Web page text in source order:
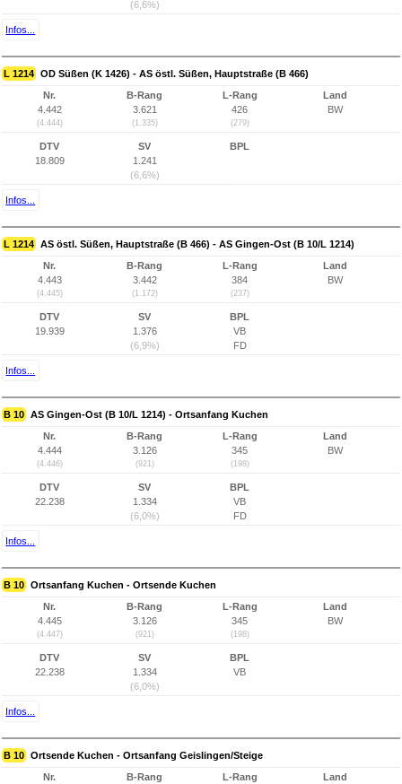
(6,6%)
Infos...
L 1214 OD Süßen (K 1426) - AS östl. Süßen, Hauptstraße (B 466)
Nr.
4.442
(4.444)
B-Rang
3.621
(1.335)
L-Rang
426
(279)
Land
BW
DTV
18.809
SV
1.241
(6,6%)
BPL
Infos...
L 1214 AS östl. Süßen, Hauptstraße (B 466) - AS Gingen-Ost (B 10/L 1214)
Nr.
4.443
(4.445)
B-Rang
3.442
(1.172)
L-Rang
384
(237)
Land
BW
DTV
19.939
SV
1.376
(6,9%)
BPL
VB
FD
Infos...
B 10 AS Gingen-Ost (B 10/L 1214) - Ortsanfang Kuchen
Nr.
4.444
(4.446)
B-Rang
3.126
(921)
L-Rang
345
(198)
Land
BW
DTV
22.238
SV
1.334
(6,0%)
BPL
VB
FD
Infos...
B 10 Ortsanfang Kuchen - Ortsende Kuchen
Nr.
4.445
(4.447)
B-Rang
3.126
(921)
L-Rang
345
(198)
Land
BW
DTV
22.238
SV
1.334
(6,0%)
BPL
VB
Infos...
B 10 Ortsende Kuchen - Ortsanfang Geislingen/Steige
Nr.
B-Rang
L-Rang
Land